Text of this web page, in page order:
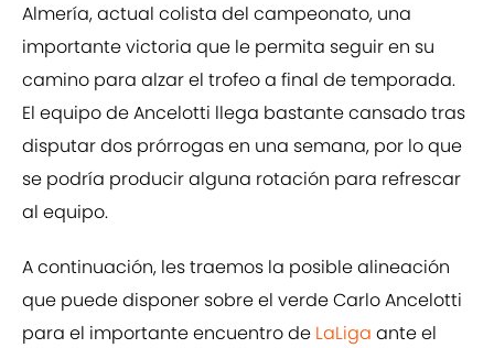
Almería, actual colista del campeonato, una
importante victoria que le permita seguir en su
camino para alzar el trofeo a final de temporada.
El equipo de Ancelotti llega bastante cansado tras
disputar dos prórrogas en una semana, por lo que
se podría producir alguna rotación para refrescar
al equipo.
A continuación, les traemos la posible alineación
que puede disponer sobre el verde Carlo Ancelotti
para el importante encuentro de LaLiga ante el